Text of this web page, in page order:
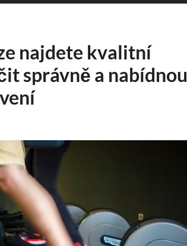
najdete kvalitní
správně a nabídnou